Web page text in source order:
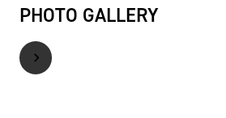
PHOTO GALLERY